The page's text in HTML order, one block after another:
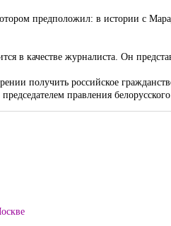
предположил: в истории с
в качестве журналиста. Он
получить российское
правления